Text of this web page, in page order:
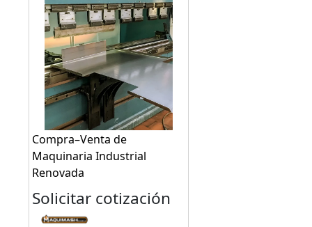
Compra–Venta de
Maquinaria Industrial
Renovada
Solicitar cotización